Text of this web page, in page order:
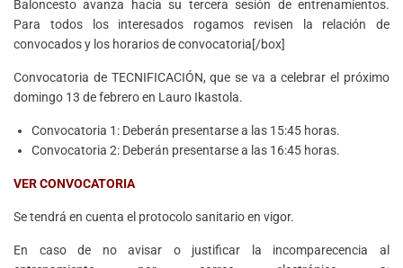
Baloncesto avanza hacia su tercera sesión de entrenamientos.
Para todos los interesados rogamos revisen la relación de
convocados y los horarios de convocatoria[/box]
Convocatoria de TECNIFICACIÓN, que se va a celebrar el próximo
domingo 13 de febrero en Lauro Ikastola.
Convocatoria 1: Deberán presentarse a las 15:45 horas.
Convocatoria 2: Deberán presentarse a las 16:45 horas.
VER CONVOCATORIA
Se tendrá en cuenta el protocolo sanitario en vigor.
En caso de no avisar o justificar la incomparecencia al